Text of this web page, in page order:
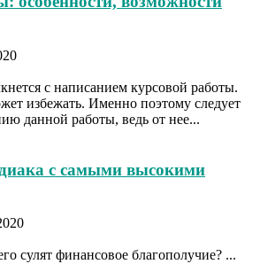
с написанием курсовой работы.
избежать. Именно поэтому следует
данной работы, ведь от нее...
с самыми высокими
сулят финансовое благополучие? ...